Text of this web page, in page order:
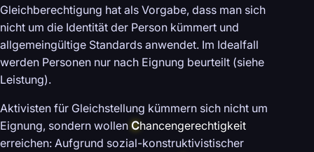
Gleichberechtigung hat als Vorgabe, dass man sich
nicht um die Identität der Person kümmert und
allgemeingültige Standards anwendet. Im Idealfall
werden Personen nur nach Eignung beurteilt (siehe
Leistung).
Aktivisten für Gleichstellung kümmern sich nicht um
Eignung, sondern wollen Chancengerechtigkeit
erreichen: Aufgrund sozial-konstruktivistischer